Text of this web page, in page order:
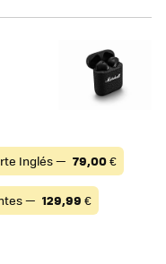
Inglés — 79,00€
— 129,99 €